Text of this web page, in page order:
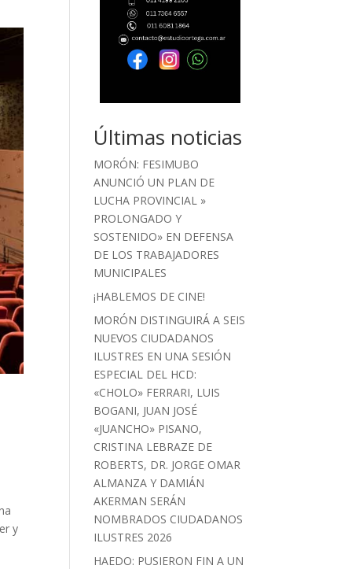
y
Últimas noticias
MORÓN: FESIMUBO
ANUNCIÓ UN PLAN DE
LUCHA PROVINCIAL »
PROLONGADO Y
SOSTENIDO» EN DEFENSA
DE LOS TRABAJADORES
MUNICIPALES
¡HABLEMOS DE CINE!
MORÓN DISTINGUIRÁ A SEIS
NUEVOS CIUDADANOS
ILUSTRES EN UNA SESIÓN
ESPECIAL DEL HCD:
«CHOLO» FERRARI, LUIS
BOGANI, JUAN JOSÉ
«JUANCHO» PISANO,
CRISTINA LEBRAZE DE
ROBERTS, DR. JORGE OMAR
ALMANZA Y DAMIÁN
AKERMAN SERÁN
NOMBRADOS CIUDADANOS
ILUSTRES 2026
HAEDO: PUSIERON FIN A UN